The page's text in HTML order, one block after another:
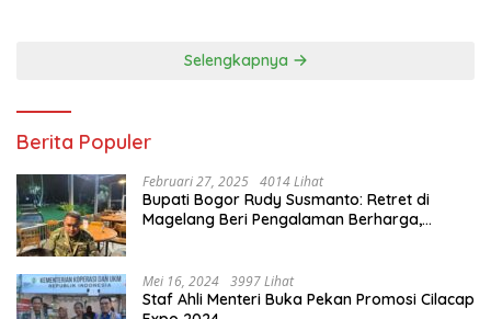
Selengkapnya
Berita Populer
Februari 27, 2025 4014 Lihat
Bupati Bogor Rudy Susmanto: Retret di
Magelang Beri Pengalaman Berharga,
Mei 16, 2024 3997 Lihat
Staf Ahli Menteri Buka Pekan Promosi Cilacap